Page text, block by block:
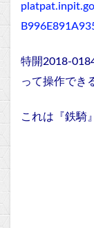
特開2018-
って操作でき
これは『鉄騎